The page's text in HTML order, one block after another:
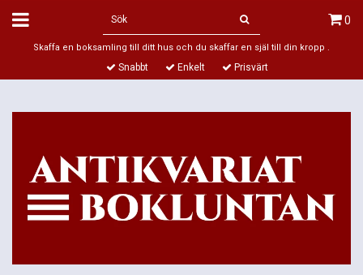
0
Skaffa en boksamling till ditt hus och du skaffar en själ till din kropp .
Snabbt Enkelt Prisvärt